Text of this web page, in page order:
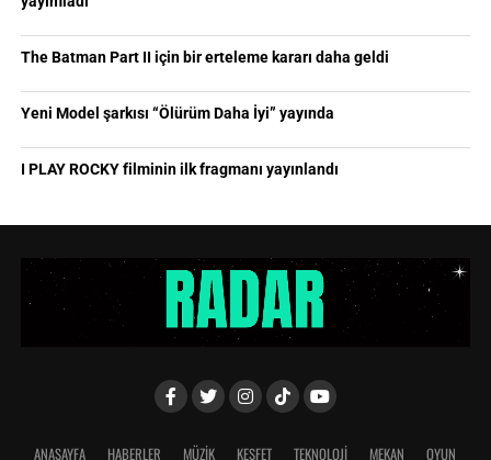
The Batman Part II için bir erteleme kararı daha geldi
Yeni Model şarkısı “Ölürüm Daha İyi” yayında
I PLAY ROCKY filminin ilk fragmanı yayınlandı
ANASAYFA HABERLER MÜZİK KEŞFET TEKNOLOJİ MEKAN OYUN